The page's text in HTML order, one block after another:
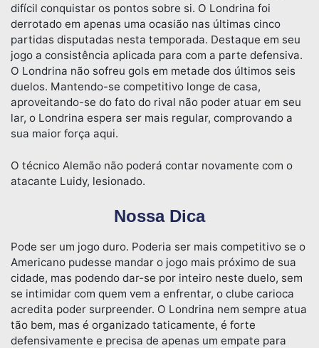
difícil conquistar os pontos sobre si. O Londrina foi
derrotado em apenas uma ocasião nas últimas cinco
partidas disputadas nesta temporada. Destaque em seu
jogo a consistência aplicada para com a parte defensiva.
O Londrina não sofreu gols em metade dos últimos seis
duelos. Mantendo-se competitivo longe de casa,
aproveitando-se do fato do rival não poder atuar em seu
lar, o Londrina espera ser mais regular, comprovando a
sua maior força aqui.
O técnico Alemão não poderá contar novamente com o
atacante Luidy, lesionado.
Nossa Dica
Pode ser um jogo duro. Poderia ser mais competitivo se o
Americano pudesse mandar o jogo mais próximo de sua
cidade, mas podendo dar-se por inteiro neste duelo, sem
se intimidar com quem vem a enfrentar, o clube carioca
acredita poder surpreender. O Londrina nem sempre atua
tão bem, mas é organizado taticamente, é forte
defensivamente e precisa de apenas um empate para